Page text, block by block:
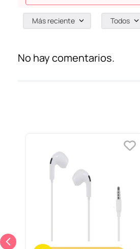
Más reciente Todos
No hay comentarios.